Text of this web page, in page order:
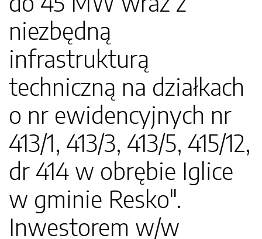
niezbędną
infrastrukturą
techniczną na działkach
o nr ewidencyjnych nr
413/1, 413/3, 413/5, 415/12,
dr 414 w obrębie Iglice
w gminie Resko".
Inwestorem w/w